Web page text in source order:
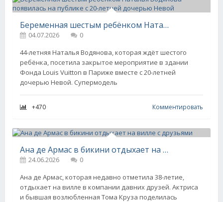
Беременная шестым ребёнком Наталья Водянова появилась на публике с 20-летней дочерью Невой
04.07.2026
0
44-летняя Наталья Водянова, которая ждёт шестого
ребёнка, посетила закрытое мероприятие в здании
Фонда Louis Vuitton в Париже вместе с 20-летней
дочерью Невой. Супермодель
+470 Комментировать
Ана де Армас в бикини отдыхает на вилле с друзьями
24.06.2026
0
Ана де Армас, которая недавно отметила 38-летие,
отдыхает на вилле в компании давних друзей. Актриса
и бывшая возлюбленная Тома Круза поделилась